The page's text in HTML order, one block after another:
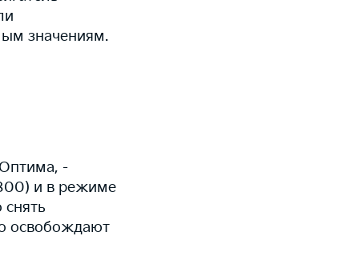
значениям.
Оптима, -
и в режиме
освобождают